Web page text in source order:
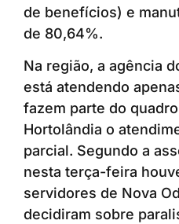
de benefícios) e
de 80,64%.
Na região, a agência
está atendendo
fazem parte do
Hortolândia o
parcial. Segundo a
nesta terça-feira
servidores de Nova
decidiram sobre